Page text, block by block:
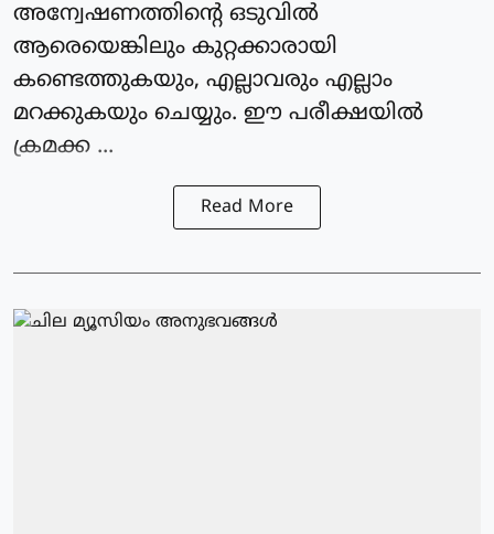
അന്വേഷണത്തിന്റെ ഒടുവിൽ
ആരെയെങ്കിലും കുറ്റക്കാരായി
കണ്ടെത്തുകയും, എല്ലാവരും എല്ലാം
മറക്കുകയും ചെയ്യും. ഈ പരീക്ഷയിൽ
ക്രമക്ക ...
Read More